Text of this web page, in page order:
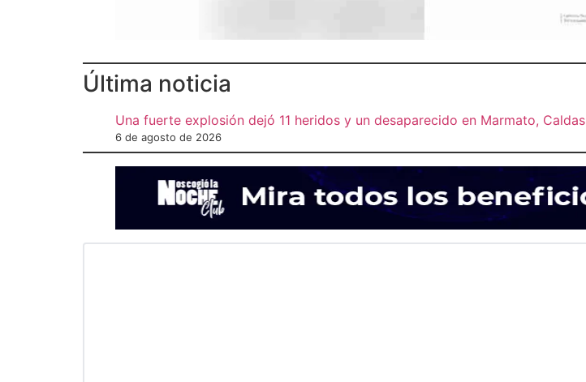
Última noticia
Una fuerte explosión dejó 11 heridos y un desaparecido en Marmato, Caldas
6 de agosto de 2026